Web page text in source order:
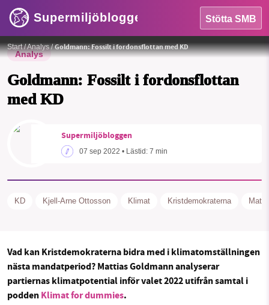
Supermiljöbloggen Stötta SMB
HEM
OMRÅDEN
Sök Sparade inlägg Tipsa oss
Start/Analys/Goldmann: Fossilt i fordonsflottan med KD
Analys
Goldmann: Fossilt i fordonsflottan
med KD
Foto: Mattias Goldmann
Supermiljöbloggen
07 sep 2022 • Lästid: 7 min
KD Kjell-Arne Ottosson Klimat Kristdemokraterna
Vad kan Kristdemokraterna bidra med i klimatomställningen
nästa mandatperiod?Mattias Goldmann analyserar
partiernas klimatpotential inför valet 2022 utifrån samtal i
poddenKlimat for dummies.
SMB kämpar för en hållbar framtid. Sedan
drivit miljödebatten framåt genom
vill vi utveckla vårt arbete – och vi
Stötta vårt arbete genom att swisha en slant till
1231368703